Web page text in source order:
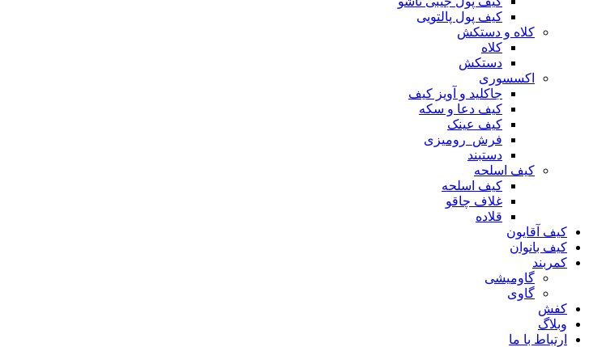
کیف پول پالتویی
کلاه و دستکش
کلاه
دستکش
اکسسوری
جاکلید و آویز کیف
کیف دعا و سکه
کیف عینک
فرش_رومیزی
دستبند
کیف اسلحه
کیف اسلحه
غلاف چاقو
قلاده
کیف آقایون
کیف بانوان
کمربند
گاومیشی
گاوی
کفش
وبلاگ
ارتباط با ما